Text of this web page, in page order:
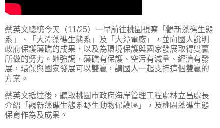
蔡英文總統今天（11/25）一早前往桃園視察「觀新藻礁生態
系」、「大潭藻礁生態系」及「大潭電廠」，並向國人說明
政府保護藻礁的成果，以及為環境保護與國家發展取得雙贏
所做的努力。她強調，藻礁有保護、空污有減量、經濟有發
展，環保與國家發展可以雙贏，請國人一起支持這個雙贏的
方案。
蔡英文抵達後，聽取桃園市政府海岸管理工程處林立昌處長
介紹「觀新藻礁生態系野生動物保護區」，及桃園藻礁生態
保育作為及成果。